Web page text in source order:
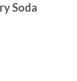
Soda